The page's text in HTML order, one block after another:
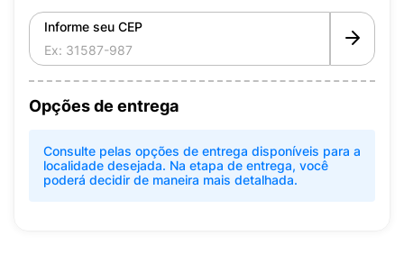
Informe seu CEP
Opções de entrega
Consulte pelas opções de entrega disponíveis para a
localidade desejada. Na etapa de entrega, você
poderá decidir de maneira mais detalhada.